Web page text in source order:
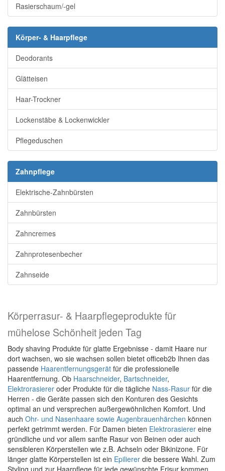
Rasierschaum/-gel
Körper- & Haarpflege
Deodorants
Glätteisen
Haar-Trockner
Lockenstäbe & Lockenwickler
Pflegeduschen
Zahnpflege
Elektrische-Zahnbürsten
Zahnbürsten
Zahncremes
Zahnprotesenbecher
Zahnseide
Körperrasur- & Haarpflegeprodukte für
mühelose Schönheit jeden Tag
Body shaving Produkte für glatte Ergebnisse - damit Haare nur
dort wachsen, wo sie wachsen sollen bietet officeb2b Ihnen das
passende Haarentfernungsgerät für die professionelle
Haarentfernung. Ob Haarschneider, Bartschneider,
Elektrorasierer oder Produkte für die tägliche Nass-Rasur für die
Herren - die Geräte passen sich den Konturen des Gesichts
optimal an und versprechen außergewöhnlichen Komfort. Und
auch Ohr- und Nasenhaare sowie Augenbrauenhärchen können
perfekt getrimmt werden. Für Damen bieten Elektrorasierer eine
gründliche und vor allem sanfte Rasur von Beinen oder auch
sensibleren Körperstellen wie z.B. Achseln oder Bikinizone. Für
länger glatte Körperstellen ist ein Epilierer die bessere Wahl. Zum
Styling und zur Haarpflege für jede gewünschte Frisur kommen